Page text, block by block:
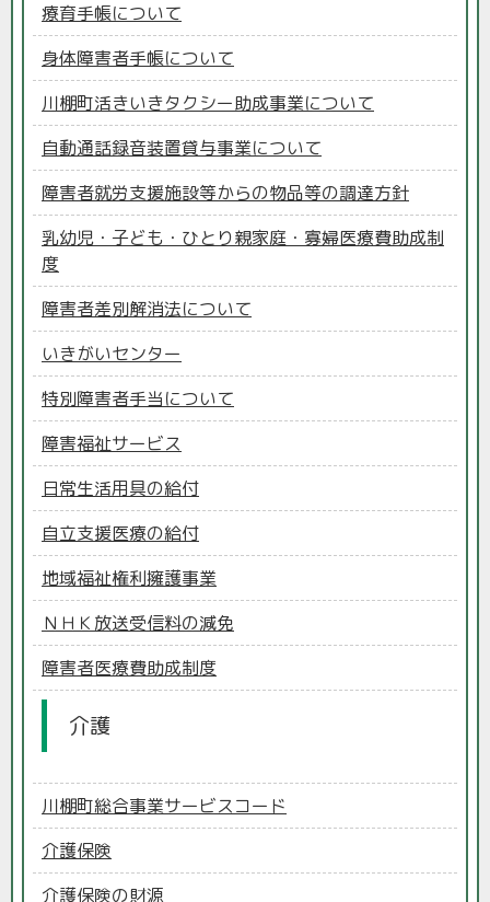
療育手帳について
身体障害者手帳について
川棚町活きいきタクシー助成事業について
自動通話録音装置貸与事業について
障害者就労支援施設等からの物品等の調達方針
乳幼児・子ども・ひとり親家庭・寡婦医療費助成制
度
障害者差別解消法について
いきがいセンター
特別障害者手当について
障害福祉サービス
日常生活用具の給付
自立支援医療の給付
地域福祉権利擁護事業
ＮＨＫ放送受信料の減免
障害者医療費助成制度
介護
川棚町総合事業サービスコード
介護保険
介護保険の財源